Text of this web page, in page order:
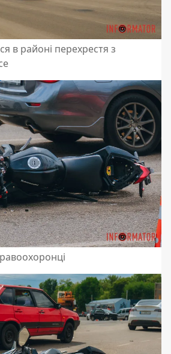
в районі перехрестя з